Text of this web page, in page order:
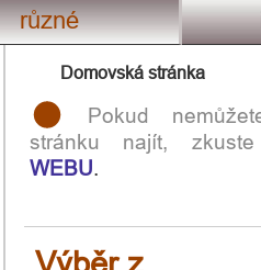
různé
Domovská stránka
Pokud
stránku najít,
WEBU.